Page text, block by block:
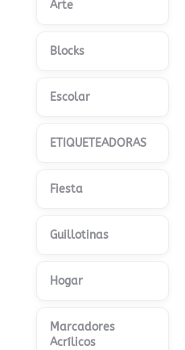
Arte
Blocks
Escolar
ETIQUETEADORAS
Fiesta
Guillotinas
Hogar
Marcadores
Acrílicos